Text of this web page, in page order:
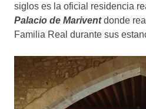
siglos es la oficial residencia
Palacio de Mariventdonde
Familia Real durante sus